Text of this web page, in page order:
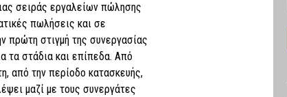
σειράς εργαλείων πώλησης
πωλήσεις και σε
πρώτη στιγμή της συνεργασίας
τα στάδια και επίπεδα. Από
από την περίοδο κατασκευής,
μαζί με τους συνεργάτες